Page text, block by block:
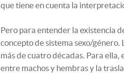
que tiene en cuenta la
Pero para entender la existencia
concepto de sistema sexo/
más de cuatro décadas. Para ella,
entre machos y hembras y la